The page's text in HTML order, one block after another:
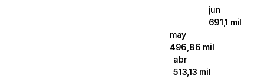
jun
691,1 mil
may
496,86 mil
abr
513,13 mil